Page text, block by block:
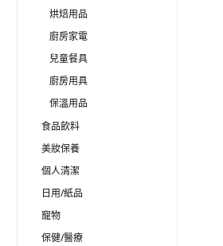
烘焙用品
廚房家電
兒童餐具
廚房用具
保溫用品
食品飲料
美妝保養
個人清潔
日用/紙品
寵物
保健/醫療